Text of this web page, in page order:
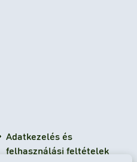
Adatkezelés és
felhasználási feltételek